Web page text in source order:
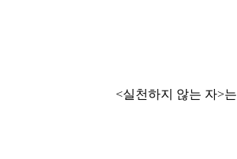
<실천하지 않는 자>는